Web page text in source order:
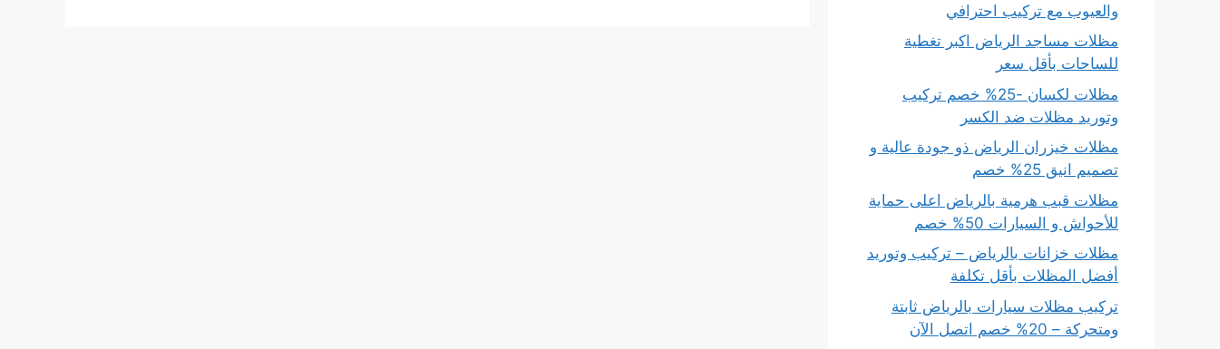
والعيوب مع تركيب احترافي
مظلات مساجد الرياض اكبر تغطية
للساحات بأقل سعر
مظلات لكسان -25% خصم تركيب
وتوريد مظلات ضد الكسر
مظلات خيزران الرياض ذو جودة عالية و
تصميم انيق 25% خصم
مظلات قبب هرمية بالرياض اعلى حماية
للأحواش و السيارات 50% خصم
مظلات خزانات بالرياض – تركيب وتوريد
أفضل المظلات بأقل تكلفة
تركيب مظلات سيارات بالرياض ثابتة
ومتحركة – 20% خصم اتصل الآن